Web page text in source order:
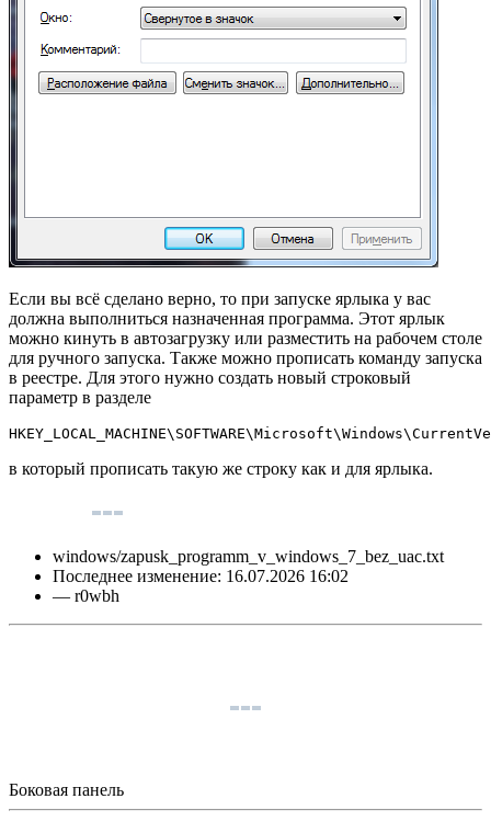
Если вы всё сделано верно, то при запуске ярлыка у вас
должна выполниться назначенная программа. Этот ярлык
можно кинуть в автозагрузку или разместить на рабочем столе
для ручного запуска. Также можно прописать команду запуска
в реестре. Для этого нужно создать новый строковый
параметр в разделе
в который прописать такую же строку как и для ярлыка.
windows/zapusk_programm_v_windows_7_bez_uac.txt
Последнее изменение: 16.07.2026 16:02
— r0wbh
Боковая панель